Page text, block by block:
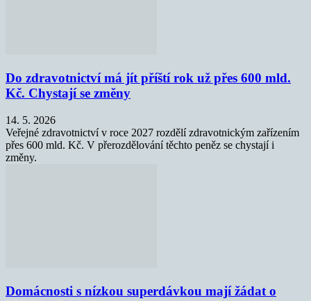
Do zdravotnictví má jít příští rok už přes 600 mld.
Kč. Chystají se změny
14. 5. 2026
Veřejné zdravotnictví v roce 2027 rozdělí zdravotnickým zařízením
přes 600 mld. Kč. V přerozdělování těchto peněz se chystají i
změny.
Domácnosti s nízkou superdávkou mají žádat o